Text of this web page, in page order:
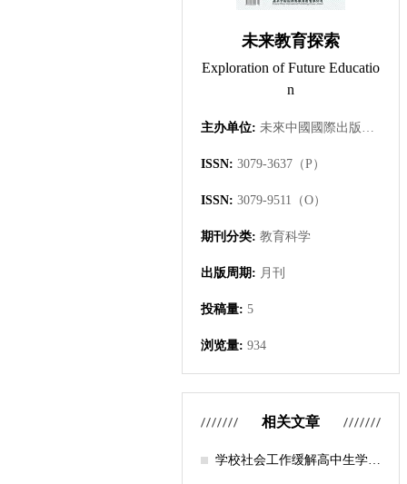
未来教育探索
Exploration of Future Educatio
n
主办单位: 未來中國國際出版集團有限公司
ISSN: 3079-3637（P）
ISSN: 3079-9511（O）
期刊分类: 教育科学
出版周期: 月刊
投稿量: 5
浏览量: 934
相关文章
学校社会工作缓解高中生学习